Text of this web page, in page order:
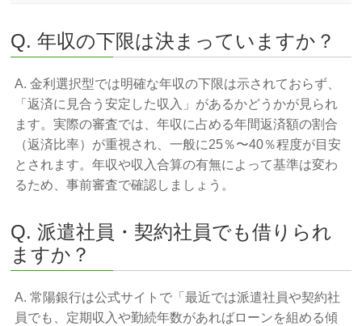
Q. 年収の下限は決まっていますか？
A. 金利選択型では明確な年収の下限は示されておらず、
「返済に見合う安定した収入」があるかどうかが見られ
ます。実際の審査では、年収に占める年間返済額の割合
（返済比率）が重視され、一般に25％〜40％程度が目安
とされます。年収や収入合算の有無によって基準は変わ
るため、事前審査で確認しましょう。
Q. 派遣社員・契約社員でも借りられ
ますか？
A. 常陽銀行は公式サイトで「最近では派遣社員や契約社
員でも、定期収入や勤続年数があればローンを組める傾